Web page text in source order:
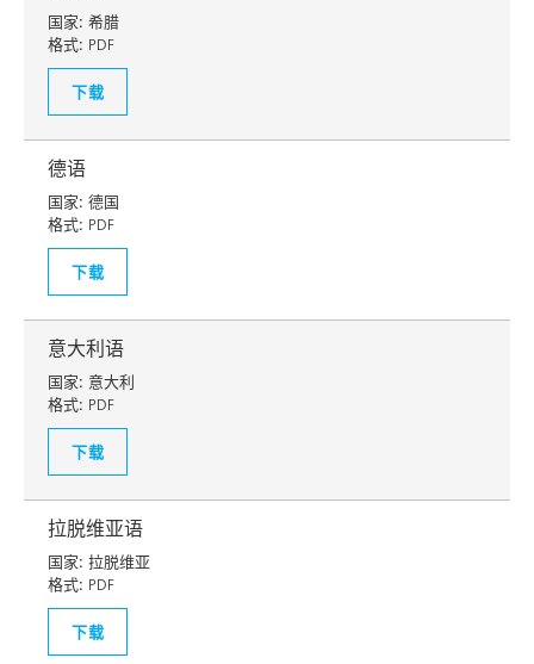
国家: 希腊
格式: PDF
下载
德语
国家: 德国
格式: PDF
下载
意大利语
国家: 意大利
格式: PDF
下载
拉脱维亚语
国家: 拉脱维亚
格式: PDF
下载